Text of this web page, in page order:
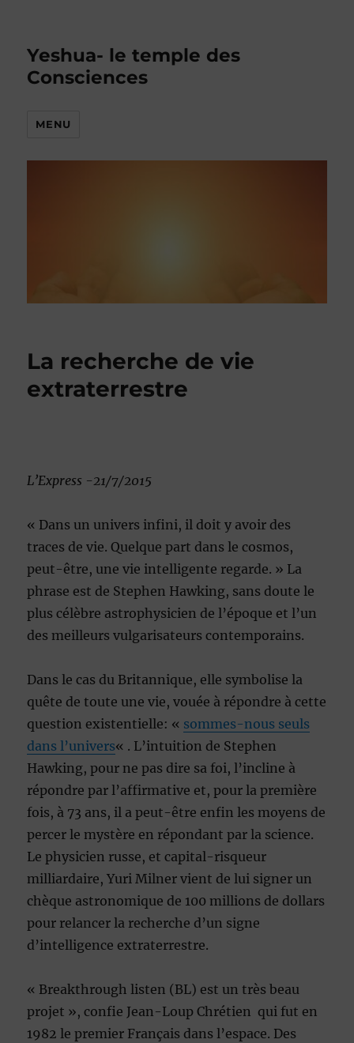
Yeshua- le temple des
Consciences
MENU
La recherche de vie
extraterrestre
L’Express -21/7/2015
« Dans un univers infini, il doit y avoir des
traces de vie. Quelque part dans le cosmos,
peut-être, une vie intelligente regarde. » La
phrase est de Stephen Hawking, sans doute le
plus célèbre astrophysicien de l’époque et l’un
des meilleurs vulgarisateurs contemporains.
Dans le cas du Britannique, elle symbolise la
quête de toute une vie, vouée à répondre à cette
question existentielle: « sommes-nous seuls
dans l’univers« . L’intuition de Stephen
Hawking, pour ne pas dire sa foi, l’incline à
répondre par l’affirmative et, pour la première
fois, à 73 ans, il a peut-être enfin les moyens de
percer le mystère en répondant par la science.
Le physicien russe, et capital-risqueur
milliardaire, Yuri Milner vient de lui signer un
chèque astronomique de 100 millions de dollars
pour relancer la recherche d’un signe
d’intelligence extraterrestre.
« Breakthrough listen (BL) est un très beau
projet », confie Jean-Loup Chrétien qui fut en
1982 le premier Français dans l’espace. Des